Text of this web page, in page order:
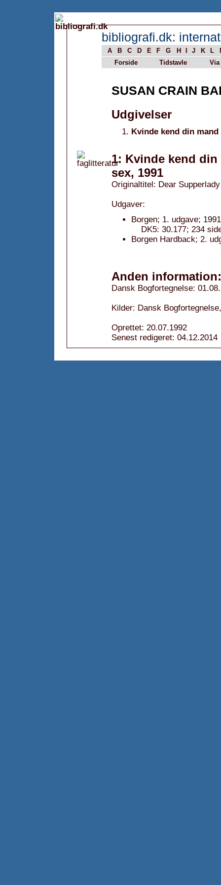
bibliografi.dk:
A B C D E F G H J K L
Forside
Tidstavle Via
SUSAN CRAIN
Udgivelser
Kvinde kend din
1: Kvinde kend
sex, 1991
Originaltitel: Dear
Udgaver:
Borgen; 1. udgave;
DK5: 30.177; 234
Borgen Hardback; 2.
Anden information:
Dansk Bogfortegnelse:
Kilder: Dansk
Oprettet: 20.07.1992
Senest redigeret: 04.12.2014